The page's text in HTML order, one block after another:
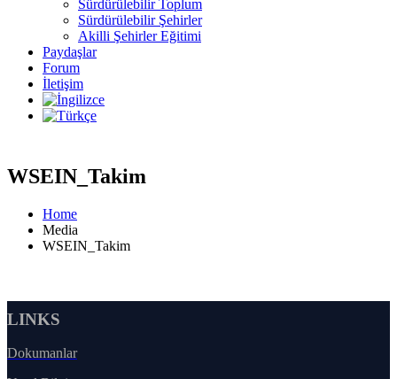
Sürdürülebilir Toplum
Sürdürülebilir Şehirler
Akilli Şehirler Eğitimi
Paydaşlar
Forum
İletişim
WSEIN_Takim
Home
Media
WSEIN_Takim
LINKS
Dokumanlar